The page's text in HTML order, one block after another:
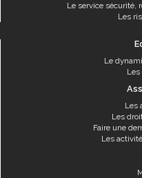
Le service sécurité,
Les
Le
Les
Les
Faire une
Les